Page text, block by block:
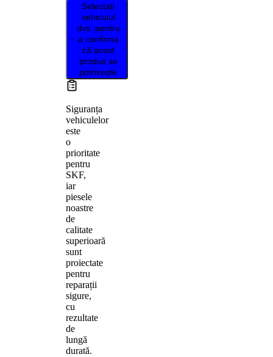
Selectați
vehiculul
dvs. pentru
a confirma
că acest
produs se
potrivește
Siguranța
vehiculelor
este
o
prioritate
pentru
SKF,
iar
piesele
noastre
de
calitate
superioară
sunt
proiectate
pentru
reparații
sigure,
cu
rezultate
de
lungă
durată.